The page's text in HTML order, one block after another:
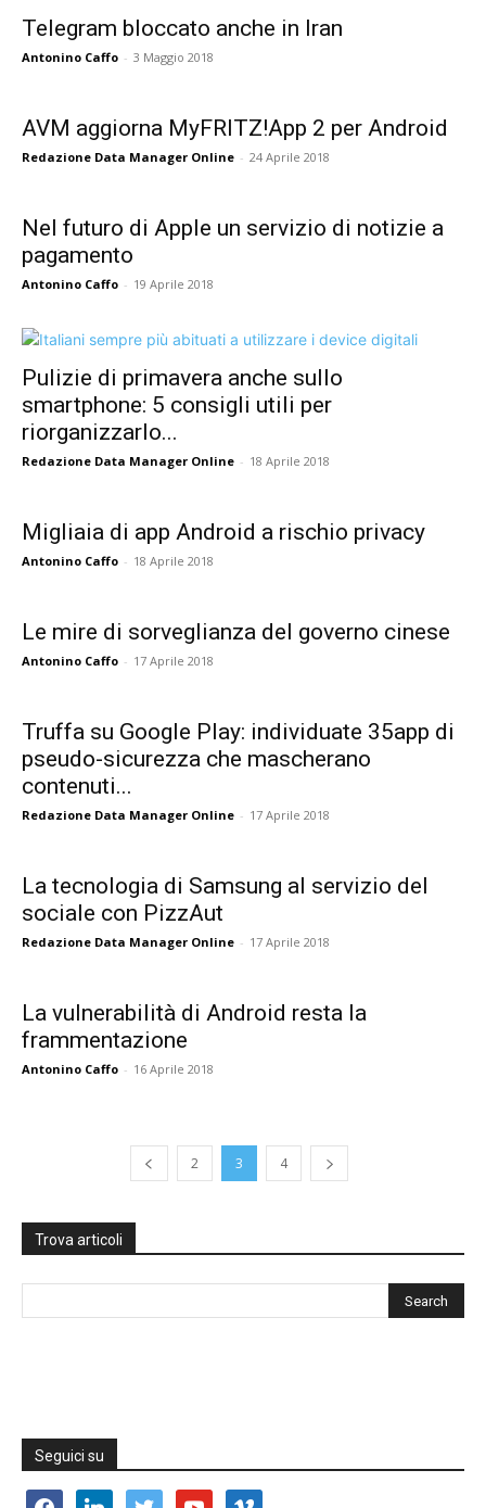
Telegram bloccato anche in Iran
Antonino Caffo - 3 Maggio 2018
AVM aggiorna MyFRITZ!App 2 per Android
Redazione Data Manager Online - 24 Aprile 2018
Nel futuro di Apple un servizio di notizie a
pagamento
Antonino Caffo - 19 Aprile 2018
Pulizie di primavera anche sullo
smartphone: 5 consigli utili per
riorganizzarlo...
Redazione Data Manager Online - 18 Aprile 2018
Migliaia di app Android a rischio privacy
Antonino Caffo - 18 Aprile 2018
Le mire di sorveglianza del governo cinese
Antonino Caffo - 17 Aprile 2018
Truffa su Google Play: individuate 35app di
pseudo-sicurezza che mascherano
contenuti...
Redazione Data Manager Online - 17 Aprile 2018
La tecnologia di Samsung al servizio del
sociale con PizzAut
Redazione Data Manager Online - 17 Aprile 2018
La vulnerabilità di Android resta la
frammentazione
Antonino Caffo - 16 Aprile 2018
2 3 4
Trova articoli
Seguici su